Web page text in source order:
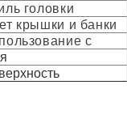
головки
крышки и банки
с